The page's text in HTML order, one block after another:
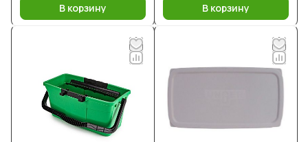
В корзину В корзину